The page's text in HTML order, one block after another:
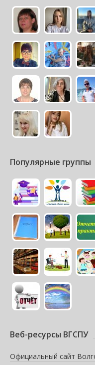
Популярные группы
Веб-ресурсы ВГСПУ
Официальный сайт